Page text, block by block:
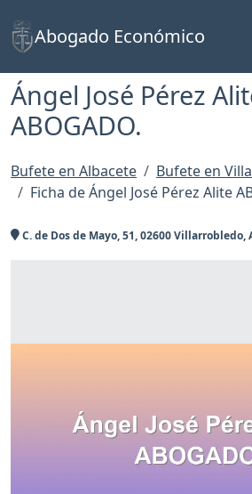
Abogado Económico
Ángel José Pérez
ABOGADO.
Bufete en Albacete
Bufete en
Ficha de Ángel José Pérez Alite
C. de Dos de Mayo, 51, 02600 Villarrobledo,